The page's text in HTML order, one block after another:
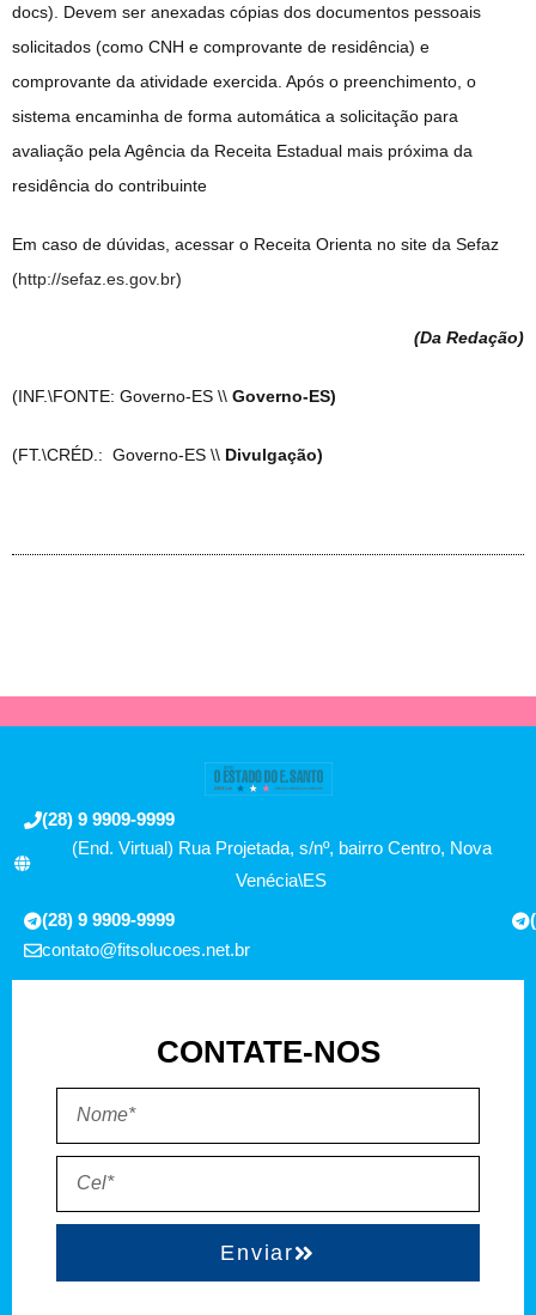
docs). Devem ser anexadas cópias dos documentos pessoais
solicitados (como CNH e comprovante de residência) e
comprovante da atividade exercida. Após o preenchimento, o
sistema encaminha de forma automática a solicitação para
avaliação pela Agência da Receita Estadual mais próxima da
residência do contribuinte
Em caso de dúvidas, acessar o Receita Orienta no site da Sefaz
(http://sefaz.es.gov.br)
(Da Redação)
(INF.\FONTE: Governo-ES \\ Governo-ES)
(FT.\CRÉD.: Governo-ES \\ Divulgação)
(28) 9 9909-9999
(End. Virtual) Rua Projetada, s/nº, bairro Centro, Nova
Venécia\ES
(28) 9 9909-9999
contato@fitsolucoes.net.br
CONTATE-NOS
Enviar